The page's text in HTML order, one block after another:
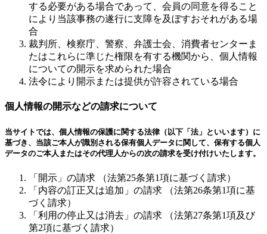
する必要がある場合であって、会員の同意を得ること
により当該事務の遂行に支障を及ぼすおそれがある場
合
裁判所、検察庁、警察、弁護士会、消費者センターま
たはこれらに準じた権限を有する機関から、個人情報
についての開示を求められた場合
法令により開示または提供が許容されている場合
個人情報の開示などの請求について
当サイトでは、個人情報の保護に関する法律（以下「法」といいます）に
基づき、当該ご本人が識別される保有個人データに関して、保有する個人
データのご本人またはその代理人からの次の請求を受け付けいたします。
「開示」の請求 （法第25条第1項に基づく請求）
「内容の訂正又は追加」の請求 （法第26条第1項に基
づく請求）
「利用の停止又は消去」の請求 （法第27条第1項及び
第2項に基づく請求）